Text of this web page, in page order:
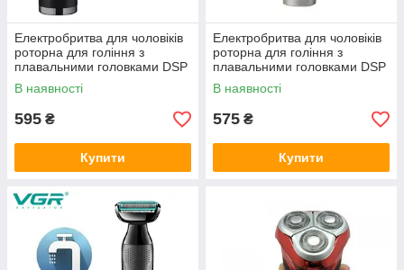
Електробритва для чоловіків
роторна для гоління з
плавальними головками DSP
60078 IPX5 USB
В наявності
595 ₴
Купити
Електробритва для чоловіків
роторна для гоління з
плавальними головками DSP
60112 IPX5 USB
В наявності
575 ₴
Купити